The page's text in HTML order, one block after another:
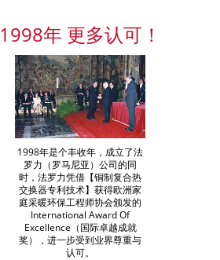
1998年 更多认可！
1998年是个丰收年，成立了法
罗力（罗马尼亚）公司的同
时，法罗力凭借【铜制复合热
交换器专利技术】获得欧洲家
庭采暖环保工程师协会颁发的
International Award Of
Excellence（国际卓越成就
奖），进一步受到业界尊重与
认可。